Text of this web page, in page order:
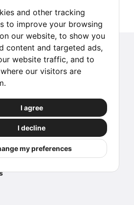
and other tracking
to improve your browsing
our website, to show you
content and targeted ads,
website traffic, and to
our visitors are
I agree
I decline
my preferences